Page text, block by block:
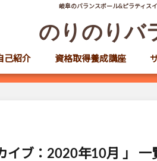
岐阜のバランスボール&ピラティス
のりのりバ
己紹介 資格取得養成講座
イブ：2020年10月 」 一